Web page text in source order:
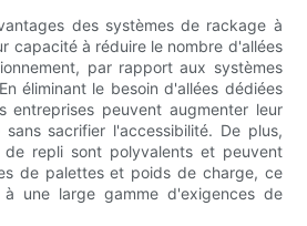
des systèmes de rackage à
capacité à réduire le nombre d'allées
par rapport aux systèmes
éliminant le besoin d'allées dédiées
entreprises peuvent augmenter leur
sacrifier l'accessibilité. De plus,
repli sont polyvalents et peuvent
de palettes et poids de charge, ce
une large gamme d'exigences de